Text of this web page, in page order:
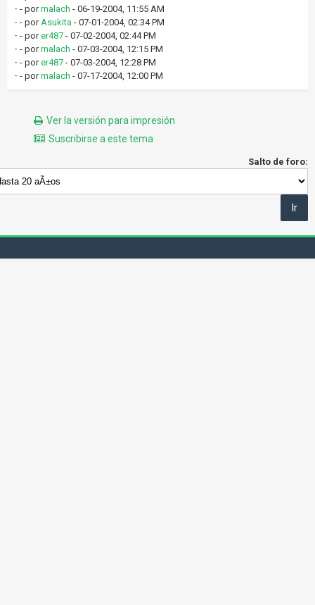
- - pormalach - 06-19-2004, 11:55 AM
- - porAsukita - 07-01-2004, 02:34 PM
- - porer487 - 07-02-2004, 02:44 PM
- - pormalach - 07-03-2004, 12:15 PM
- - porer487 - 07-03-2004, 12:28 PM
- - pormalach - 07-17-2004, 12:00 PM
Ver la versión para impresión
Suscribirse a este tema
Salto de foro: